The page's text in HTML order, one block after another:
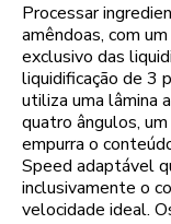
Processar
amêndoas, com
exclusivo das
liquidificação de 3
utiliza uma lâmina
quatro ângulos,
empurra o
Speed adaptável
inclusivamente o
velocidade ideal.